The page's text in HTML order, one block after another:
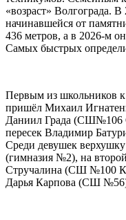
«возраст» Волгограда.
начинавшейся от
436 метров, а в 2026-м
Самых быстрых
Первым из школьников
пришёл Михаил
Даниил Града (СШ№106
пересек Владимир
Среди девушек
(гимназия №2), на
Стручалина (СШ №100
Дарья Карпова (СШ